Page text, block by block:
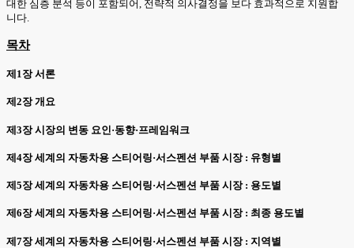
대한 심층 분석 등이 포함되어, 전략적 의사결정을 보다 효과적으로 지원합
니다.
목차
제1장 서론
제2장 개요
제3장 시장의 변동 요인·동향·프레임워크
제4장 세계의 자동차용 스티어링·서스펜션 부품 시장 : 유형별
제5장 세계의 자동차용 스티어링·서스펜션 부품 시장 : 용도별
제6장 세계의 자동차용 스티어링·서스펜션 부품 시장 : 최종 용도별
제7장 세계의 자동차용 스티어링·서스펜션 부품 시장 : 지역별